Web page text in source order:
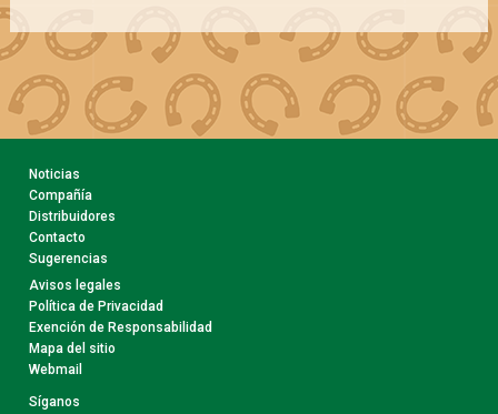
Noticias
Compañía
Distribuidores
Contacto
Sugerencias
Avisos legales
Política de Privacidad
Exención de Responsabilidad
Mapa del sitio
Webmail
Síganos